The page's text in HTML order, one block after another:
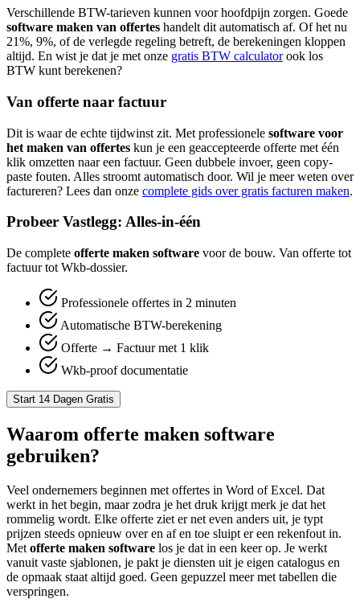
Verschillende BTW-tarieven kunnen voor hoofdpijn zorgen. Goede
software maken van offertes handelt dit automatisch af. Of het nu
21%, 9%, of de verlegde regeling betreft, de berekeningen kloppen
altijd. En wist je dat je met onze gratis BTW calculatorook los
BTW kunt berekenen?
Van offerte naar factuur
Dit is waar de echte tijdwinst zit. Met professionele software voor
het maken van offertes kun je een geaccepteerde offerte met één
klik omzetten naar een factuur. Geen dubbele invoer, geen copy-
paste fouten. Alles stroomt automatisch door. Wil je meer weten over
factureren? Lees dan onze complete gids over gratis facturen maken.
Probeer Vastlegg: Alles-in-één
De complete offerte maken software voor de bouw. Van offerte tot
factuur tot Wkb-dossier.
Professionele offertes in 2 minuten
Automatische BTW-berekening
Offerte → Factuur met 1 klik
Wkb-proof documentatie
Start 14 Dagen Gratis
Waarom offerte maken software
gebruiken?
Veel ondernemers beginnen met offertes in Word of Excel. Dat
werkt in het begin, maar zodra je het druk krijgt merk je dat het
rommelig wordt. Elke offerte ziet er net even anders uit, je typt
prijzen steeds opnieuw over en af en toe sluipt er een rekenfout in.
Met offerte maken software los je dat in een keer op. Je werkt
vanuit vaste sjablonen, je pakt je diensten uit je eigen catalogus en
de opmaak staat altijd goed. Geen gepuzzel meer met tabellen die
verspringen.